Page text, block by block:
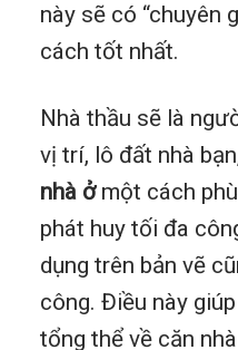
này sẽ có “chuyên
cách tốt nhất.
Nhà thầu sẽ là
vị trí, lô đất nhà
nhà ởmột cách
phát huy tối đa
dụng trên bản vẽ
công. Điều này
tổng thể về căn